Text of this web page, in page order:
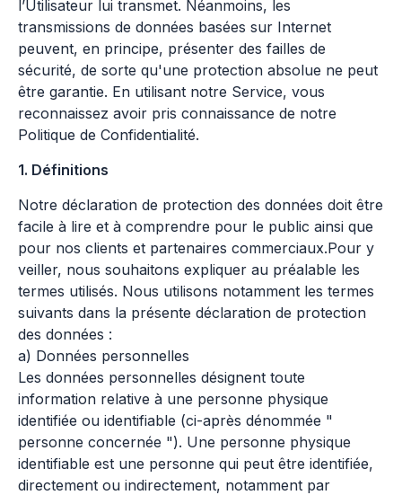
l’Utilisateur lui transmet. Néanmoins, les
transmissions de données basées sur Internet
peuvent, en principe, présenter des failles de
sécurité, de sorte qu'une protection absolue ne peut
être garantie. En utilisant notre Service, vous
reconnaissez avoir pris connaissance de notre
Politique de Confidentialité.
1. Définitions
Notre déclaration de protection des données doit être
facile à lire et à comprendre pour le public ainsi que
pour nos clients et partenaires commerciaux.Pour y
veiller, nous souhaitons expliquer au préalable les
termes utilisés. Nous utilisons notamment les termes
suivants dans la présente déclaration de protection
des données :
a) Données personnelles
Les données personnelles désignent toute
information relative à une personne physique
identifiée ou identifiable (ci-après dénommée "
personne concernée "). Une personne physique
identifiable est une personne qui peut être identifiée,
directement ou indirectement, notamment par